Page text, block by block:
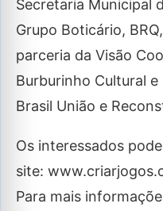
Secretaria Municipal
Grupo Boticário,
parceria da Visão
Burburinho Cultural
Brasil União e
Os interessados
site:
Para mais